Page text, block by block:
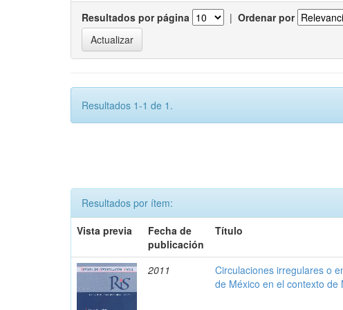
Resultados por página | Ordenar por
Resultados 1-1 de 1.
Resultados por ítem:
Vista previa
Fecha de
publicación
Título
2011
Circulaciones irregulares o
de México en el contexto de